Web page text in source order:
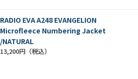
RADIO EVA A248 EVANGELION
Microfleece Numbering Jacket
/NATURAL
13,200円